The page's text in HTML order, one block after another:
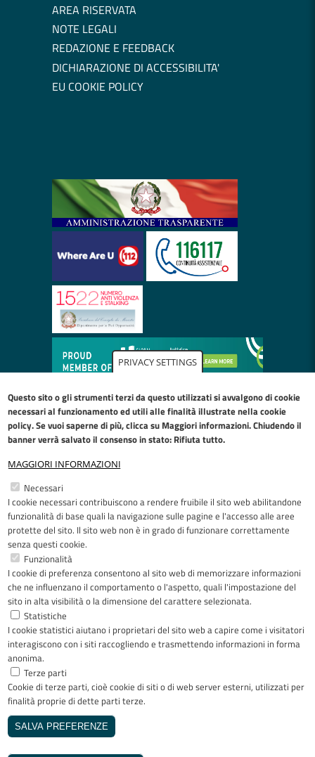
PRIVACY SETTINGS
Questo sito o gli strumenti terzi da questo utilizzati si avvalgono di cookie
necessari al funzionamento ed utili alle finalità illustrate nellacookie
policy. Se vuoi saperne di più, clicca su Maggiori informazioni. Chiudendo il
banner verrà salvato il consenso in stato: Rifiuta tutto.
MAGGIORI INFORMAZIONI
Necessari
I cookie necessari contribuiscono a rendere fruibile il sito web abilitandone
funzionalità di base quali la navigazione sulle pagine e l'accesso alle aree
protette del sito. Il sito web non è in grado di funzionare correttamente
senza questi cookie.
Funzionalità
I cookie di preferenza consentono al sito web di memorizzare informazioni
che ne influenzano il comportamento o l'aspetto, quali l'impostazione del
sito in alta visibilità o la dimensione del carattere selezionata.
Statistiche
I cookie statistici aiutano i proprietari del sito web a capire come i visitatori
interagiscono con i siti raccogliendo e trasmettendo informazioni in forma
anonima.
Terze parti
Cookie di terze parti, cioè cookie di siti o di web server esterni, utilizzati per
finalità proprie di dette parti terze.
SALVA PREFERENZE
AREA RISERVATA
NOTE LEGALI
REDAZIONE E FEEDBACK
DICHIARAZIONE DI ACCESSIBILITA'
EU COOKIE POLICY
Restiamo in contatto
FacebookYouTubeLinkedInInstagram
Riconoscimenti
Copyright © 2005-2023 - ASST Papa
Giovanni XXIII - Piazza OMS 1 24127
Bergamo - Tutti i diritti riservati